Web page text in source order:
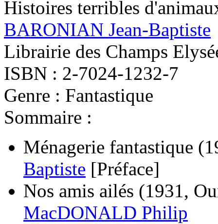
Histoires terribles
BARONIAN Jean-Baptiste
Librairie des Champs
ISBN : 2-7024-1232-7
Genre : Fantastique
Sommaire :
Ménagerie fantastique
Baptiste [Préface]
Nos amis ailés (1931,
MacDONALD Philip